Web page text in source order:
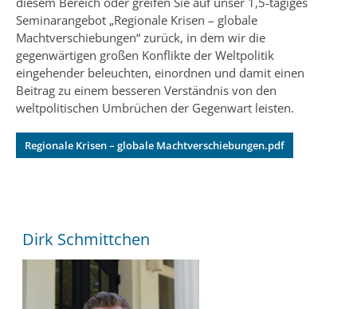
Seminarangebot „Regionale Krisen – globale
Machtverschiebungen“ zurück, in dem wir die
gegenwärtigen großen Konflikte der Weltpolitik
eingehender beleuchten, einordnen und damit einen
Beitrag zu einem besseren Verständnis von den
weltpolitischen Umbrüchen der Gegenwart leisten.
Regionale Krisen – globale Machtverschiebungen.pdf
Dirk Schmittchen